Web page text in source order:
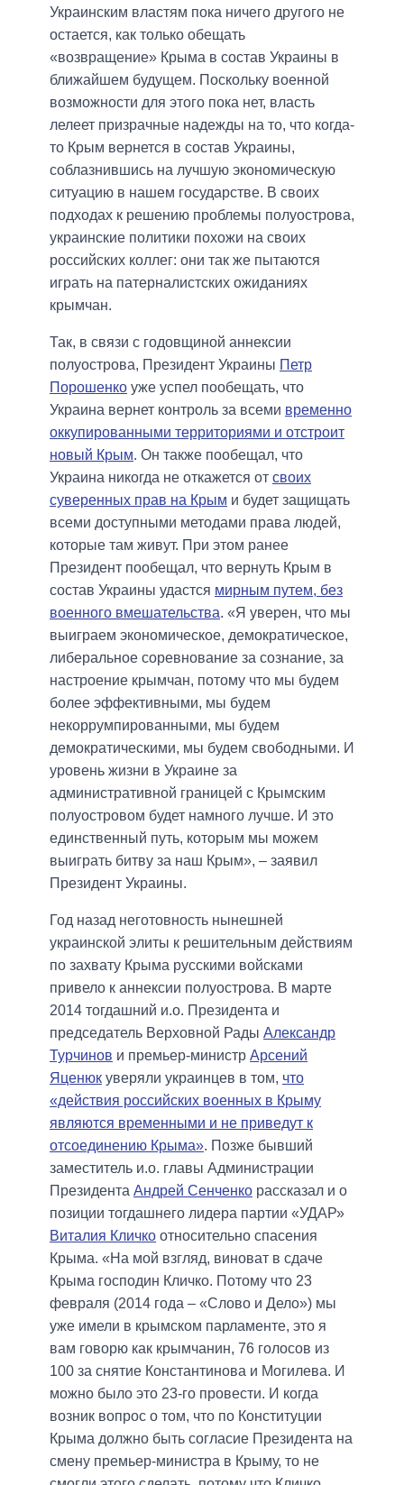
Украинским властям пока ничего другого не
остается, как только обещать
«возвращение» Крыма в состав Украины в
ближайшем будущем. Поскольку военной
возможности для этого пока нет, власть
лелеет призрачные надежды на то, что когда-
то Крым вернется в состав Украины,
соблазнившись на лучшую экономическую
ситуацию в нашем государстве. В своих
подходах к решению проблемы полуострова,
украинские политики похожи на своих
российских коллег: они так же пытаются
играть на патерналистских ожиданиях
крымчан.
Так, в связи с годовщиной аннексии
полуострова, Президент Украины Петр
Порошенко уже успел пообещать, что
Украина вернет контроль за всеми временно
оккупированными территориями и отстроит
новый Крым. Он также пообещал, что
Украина никогда не откажется от своих
суверенных прав на Крым и будет защищать
всеми доступными методами права людей,
которые там живут. При этом ранее
Президент пообещал, что вернуть Крым в
состав Украины удастся мирным путем, без
военного вмешательства. «Я уверен, что мы
выиграем экономическое, демократическое,
либеральное соревнование за сознание, за
настроение крымчан, потому что мы будем
более эффективными, мы будем
некоррумпированными, мы будем
демократическими, мы будем свободными. И
уровень жизни в Украине за
административной границей с Крымским
полуостровом будет намного лучше. И это
единственный путь, которым мы можем
выиграть битву за наш Крым», – заявил
Президент Украины.
Год назад неготовность нынешней
украинской элиты к решительным действиям
по захвату Крыма русскими войсками
привело к аннексии полуострова. В марте
2014 тогдашний и.о. Президента и
председатель Верховной Рады Александр
Турчинов и премьер-министр Арсений
Яценюк уверяли украинцев в том, что
«действия российских военных в Крыму
являются временными и не приведут к
отсоединению Крыма». Позже бывший
заместитель и.о. главы Администрации
Президента Андрей Сенченко рассказал и о
позиции тогдашнего лидера партии «УДАР»
Виталия Кличко относительно спасения
Крыма. «На мой взгляд, виноват в сдаче
Крыма господин Кличко. Потому что 23
февраля (2014 года – «Слово и Дело») мы
уже имели в крымском парламенте, это я
вам говорю как крымчанин, 76 голосов из
100 за снятие Константинова и Могилева. И
можно было это 23-го провести. И когда
возник вопрос о том, что по Конституции
Крыма должно быть согласие Президента на
смену премьер-министра в Крыму, то не